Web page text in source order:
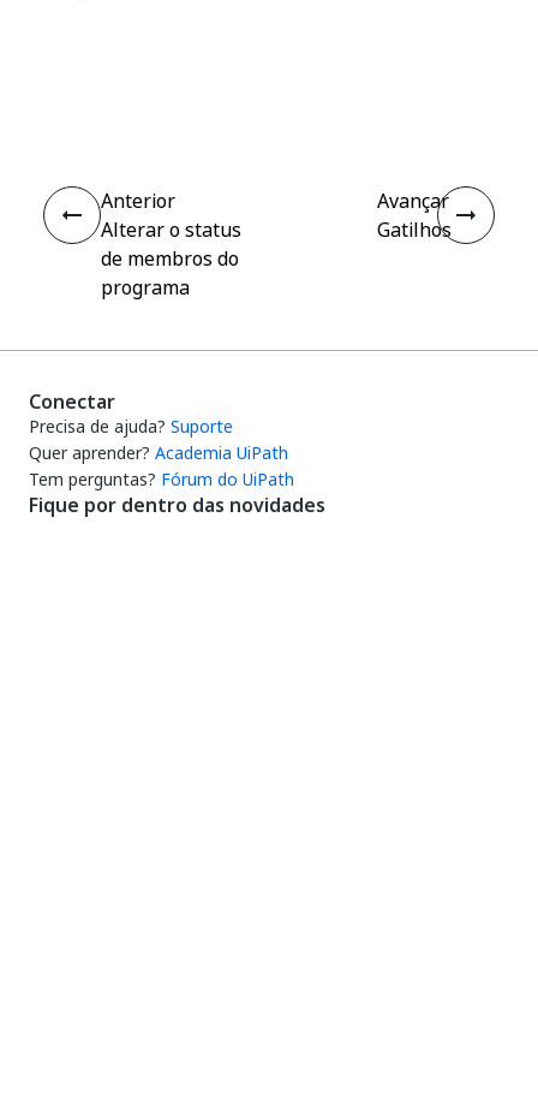
Anterior
Alterar o status
de membros do
programa
Avançar
Gatilhos
Conectar
Precisa de ajuda? Suporte
Quer aprender? Academia UiPath
Tem perguntas? Fórum do UiPath
Fique por dentro das novidades